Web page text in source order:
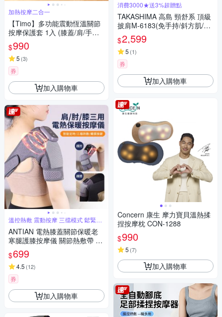
加熱按摩二合一
【Timo】多功能震動恆溫關節
按摩保護套 1入 (膝蓋/肩/手肘
通用)
$990
5 (3)
券
加入購物車
溫控熱敷 震動按摩 三擋模式 鬆緊可
調
ANTIAN 電熱膝蓋關節保暖老
寒腿護膝按摩儀 關節熱敷帶 膝
蓋護帶 肩膀發熱按摩器 護肘帶
（交換禮物）
$699
4.5 (12)
券
加入購物車
消費3000★送3%超贈點
TAKASHIMA 高島 頸舒系 頂級
披肩M-6183(免手持/斜方肌/揉
捏/溫熱/肩頸按摩器)-快
$2,599
5 (1)
券
加入購物車
Concern 康生 摩力寶貝溫熱揉
捏按摩枕 CON-1288
$990
5 (7)
加入購物車